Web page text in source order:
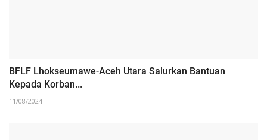
BFLF Lhokseumawe-Aceh Utara Salurkan Bantuan
Kepada Korban...
11/08/2024